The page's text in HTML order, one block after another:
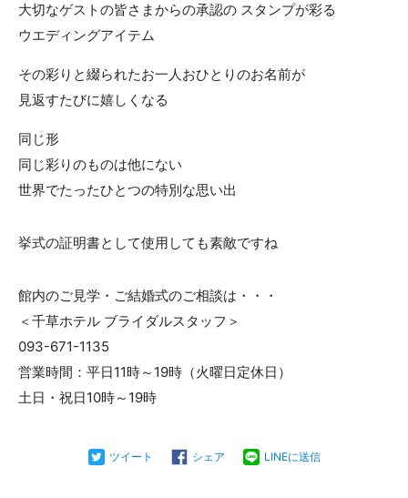
千草ホテル公式サイト
大切なゲストの皆さまからの承認の スタンプが彩る
ウエディングアイテム
その彩りと綴られたお一人おひとりのお名前が
見返すたびに嬉しくなる
同じ形
同じ彩りのものは他にない
世界でたったひとつの特別な思い出
挙式の証明書として使用しても素敵ですね
館内のご見学・ご結婚式のご相談は・・・
＜千草ホテル ブライダルスタッフ＞
093-671-1135
営業時間：平日11時～19時（火曜日定休日）
土日・祝日10時～19時
ツイート シェア LINEに送信